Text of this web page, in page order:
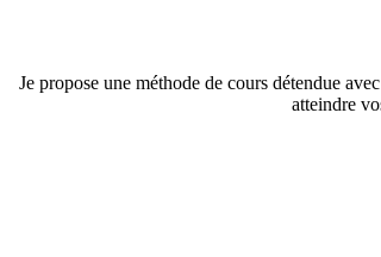
Je propose une méthode de cours détendue
atteindre